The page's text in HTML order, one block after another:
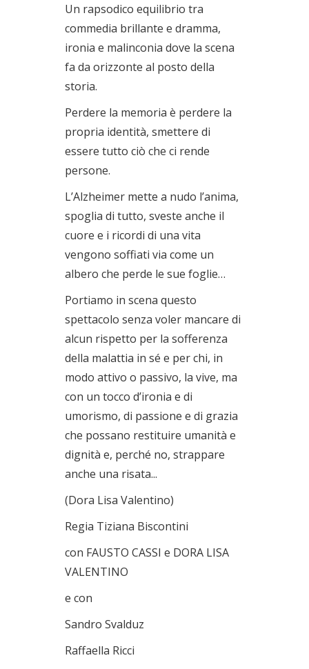
Un rapsodico equilibrio tra
commedia brillante e dramma,
ironia e malinconia dove la scena
fa da orizzonte al posto della
storia.
Perdere la memoria è perdere la
propria identità, smettere di
essere tutto ciò che ci rende
persone.
L’Alzheimer mette a nudo l’anima,
spoglia di tutto, sveste anche il
cuore e i ricordi di una vita
vengono soffiati via come un
albero che perde le sue foglie…
Portiamo in scena questo
spettacolo senza voler mancare di
alcun rispetto per la sofferenza
della malattia in sé e per chi, in
modo attivo o passivo, la vive, ma
con un tocco d’ironia e di
umorismo, di passione e di grazia
che possano restituire umanità e
dignità e, perché no, strappare
anche una risata...
(Dora Lisa Valentino)
Regia Tiziana Biscontini
con FAUSTO CASSI e DORA LISA
VALENTINO
e con
Sandro Svalduz
Raffaella Ricci